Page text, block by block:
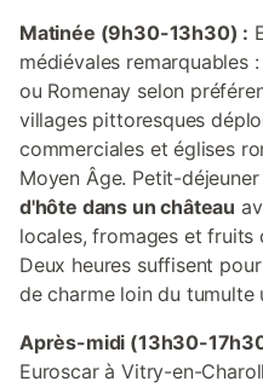
Matinée (9h30-13h30) :
médiévales remarquables
ou Romenay selon
villages pittoresques
commerciales et églises
Moyen Âge. Petit-
d'hôte dans un château
locales, fromages et fruits
Deux heures suffisent
de charme loin du tumulte
Après-midi (13h30-
Euroscar à Vitry-en-